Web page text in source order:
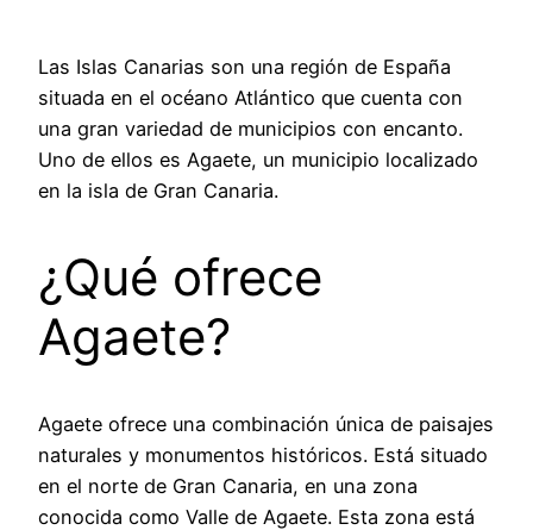
Las Islas Canarias son una región de España
situada en el océano Atlántico que cuenta con
una gran variedad de municipios con encanto.
Uno de ellos es Agaete, un municipio localizado
en la isla de Gran Canaria.
¿Qué ofrece
Agaete?
Agaete ofrece una combinación única de paisajes
naturales y monumentos históricos. Está situado
en el norte de Gran Canaria, en una zona
conocida como Valle de Agaete. Esta zona está